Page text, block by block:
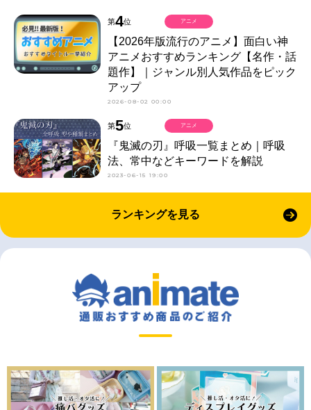
第4位
【2026年版流行のアニメ】面白い神
アニメおすすめランキング【名作・話
題作】｜ジャンル別人気作品をピック
アップ
2026-08-02 00:00
アニメ
第5位
『鬼滅の刃』呼吸一覧まとめ｜呼吸
法、常中などキーワードを解説
2023-06-15 19:00
アニメ
ランキングを見る